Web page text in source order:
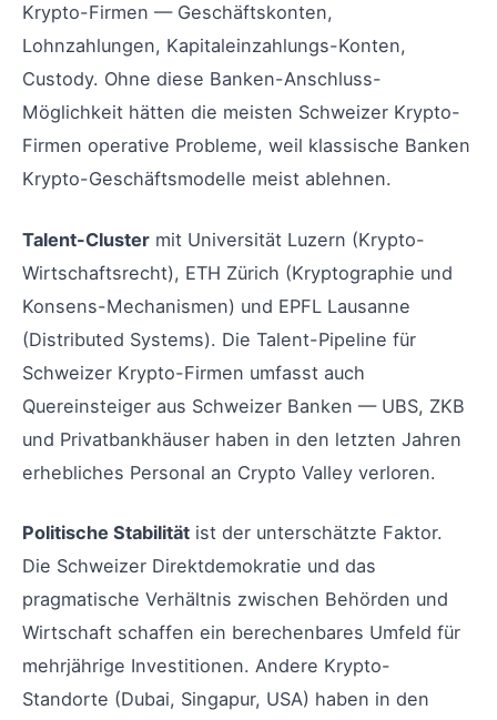
Krypto-Firmen — Geschäftskonten,
Lohnzahlungen, Kapitaleinzahlungs-Konten,
Custody. Ohne diese Banken-Anschluss-
Möglichkeit hätten die meisten Schweizer Krypto-
Firmen operative Probleme, weil klassische Banken
Krypto-Geschäftsmodelle meist ablehnen.
Talent-Cluster mit Universität Luzern (Krypto-
Wirtschaftsrecht), ETH Zürich (Kryptographie und
Konsens-Mechanismen) und EPFL Lausanne
(Distributed Systems). Die Talent-Pipeline für
Schweizer Krypto-Firmen umfasst auch
Quereinsteiger aus Schweizer Banken — UBS, ZKB
und Privatbankhäuser haben in den letzten Jahren
erhebliches Personal an Crypto Valley verloren.
Politische Stabilität ist der unterschätzte Faktor.
Die Schweizer Direktdemokratie und das
pragmatische Verhältnis zwischen Behörden und
Wirtschaft schaffen ein berechenbares Umfeld für
mehrjährige Investitionen. Andere Krypto-
Standorte (Dubai, Singapur, USA) haben in den